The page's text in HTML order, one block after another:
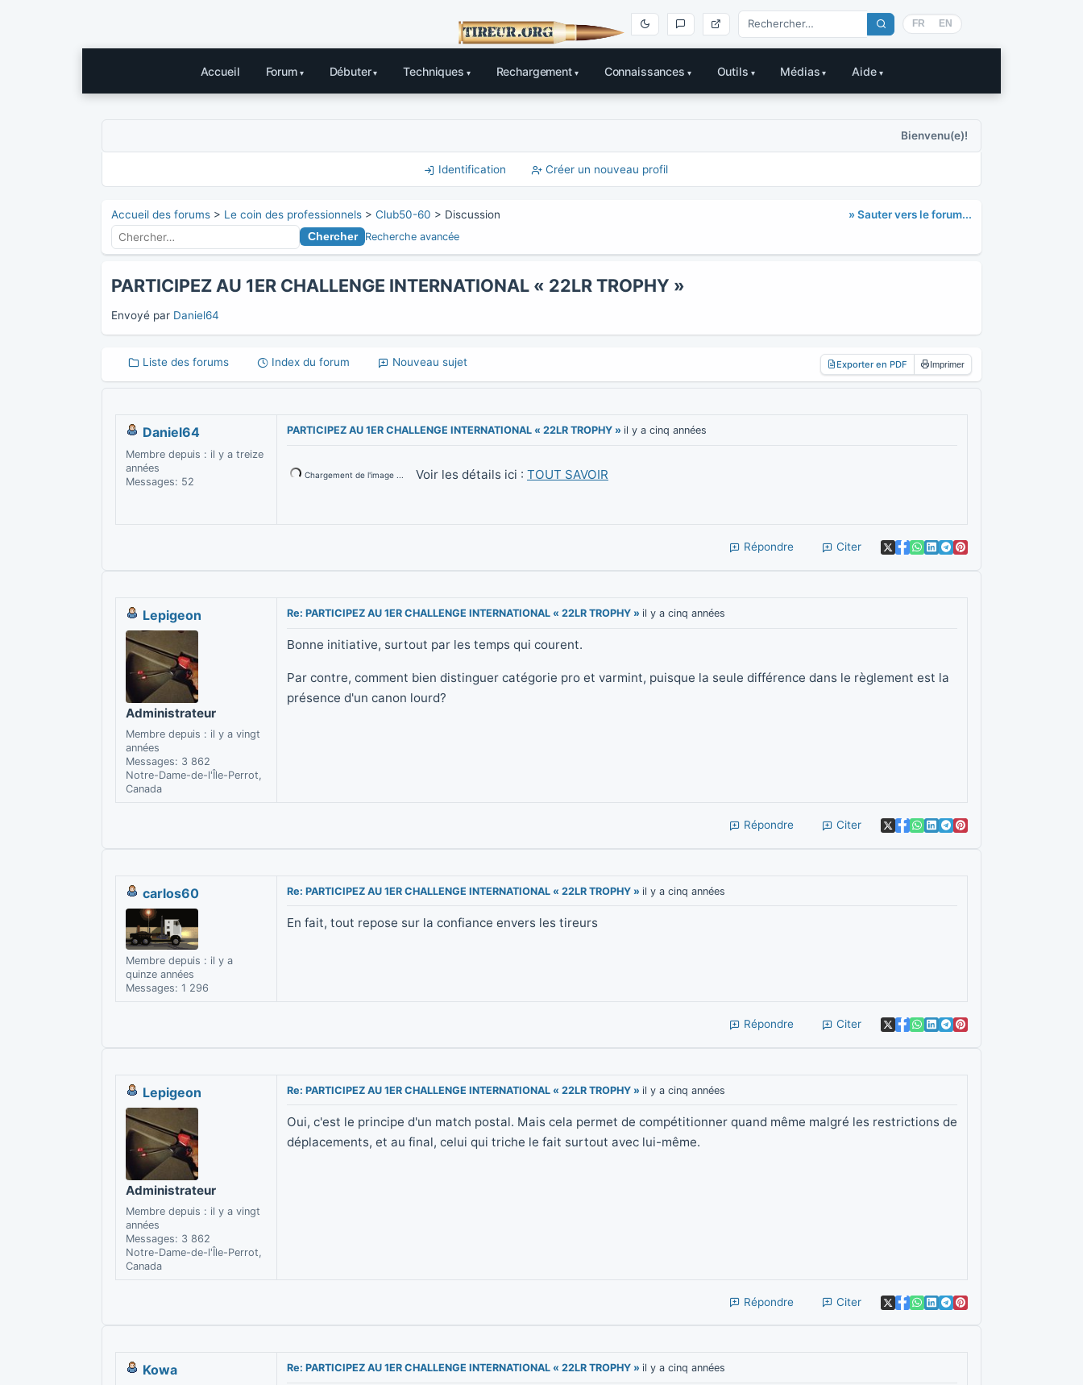
FR EN
Accueil Forum Débuter Techniques Rechargement Connaissances Outils Médias Aide
Bienvenu(e)!
Identification Créer un nouveau profil
» Sauter vers le forum...
Accueil des forums > Le coin des professionnels > Club50-60 > Discussion
Recherche avancée
PARTICIPEZ AU 1ER CHALLENGE INTERNATIONAL « 22LR TROPHY »
Envoyé par Daniel64
Liste des forums Index du forum Nouveau sujet Exporter en PDF Imprimer
Daniel64
Membre depuis : il y a treize
années
Messages: 52
PARTICIPEZ AU 1ER CHALLENGE INTERNATIONAL « 22LR TROPHY » il y a cinq années
Chargement de l'image ... Voir les détails ici : TOUT SAVOIR
Répondre Citer
Lepigeon
Administrateur
Membre depuis : il y a vingt
années
Messages: 3 862
Notre-Dame-de-l'Île-Perrot,
Canada
Re: PARTICIPEZ AU 1ER CHALLENGE INTERNATIONAL « 22LR TROPHY » il y a cinq années
Bonne initiative, surtout par les temps qui courent.
Par contre, comment bien distinguer catégorie pro et varmint, puisque la seule différence dans le règlement est la
présence d'un canon lourd?
Répondre Citer
carlos60
Membre depuis : il y a
quinze années
Messages: 1 296
Re: PARTICIPEZ AU 1ER CHALLENGE INTERNATIONAL « 22LR TROPHY » il y a cinq années
En fait, tout repose sur la confiance envers les tireurs
Répondre Citer
Lepigeon
Administrateur
Membre depuis : il y a vingt
années
Messages: 3 862
Notre-Dame-de-l'Île-Perrot,
Canada
Re: PARTICIPEZ AU 1ER CHALLENGE INTERNATIONAL « 22LR TROPHY » il y a cinq années
Oui, c'est le principe d'un match postal. Mais cela permet de compétitionner quand même malgré les restrictions de
déplacements, et au final, celui qui triche le fait surtout avec lui-même.
Répondre Citer
Kowa Re: PARTICIPEZ AU 1ER CHALLENGE INTERNATIONAL « 22LR TROPHY » il y a cinq années